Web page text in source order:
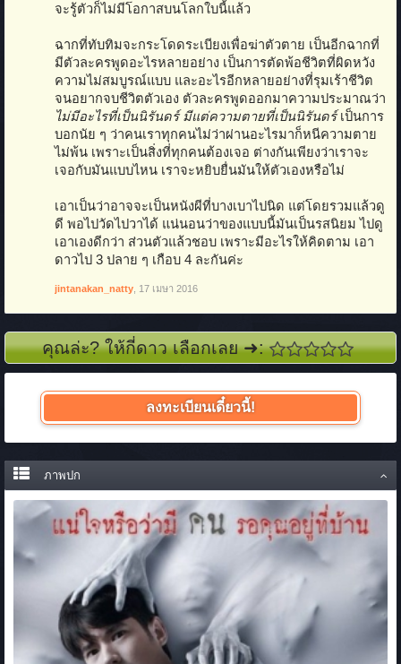
จะรู้ตัวก็ไม่มีโอกาสบนโลกใบนี้แล้ว
ฉากที่ทับทิมจะกระโดดระเบียงเพื่อฆ่าตัวตาย เป็นอีกฉากที่
มีตัวละครพูดอะไรหลายอย่าง เป็นการตัดพ้อชีวิตที่ผิดหวัง
ความไม่สมบูรณ์แบบ และอะไรอีกหลายอย่างที่รุมเร้าชีวิต
จนอยากจบชีวิตตัวเอง ตัวละครพูดออกมาความประมาณว่า
ไม่มีอะไรที่เป็นนิรันดร์ มีแต่ความตายที่เป็นนิรันดร์เป็นการ
บอกนัย ๆ ว่าคนเราทุกคนไม่ว่าผ่านอะไรมาก็หนีความตาย
ไม่พ้น เพราะเป็นสิ่งที่ทุกคนต้องเจอ ต่างกันเพียงว่าเราจะ
เจอกับมันแบบไหน เราจะหยิบยื่นมันให้ตัวเองหรือไม่
เอาเป็นว่าอาจจะเป็นหนังผีที่บางเบาไปนิด แต่โดยรวมแล้วดู
ดี พอไปวัดไปวาได้ แน่นอนว่าของแบบนี้มันเป็นรสนิยม ไปดู
เอาเองดีกว่า ส่วนตัวแล้วชอบ เพราะมีอะไรให้คิดตาม เอา
ดาวไป 3 ปลาย ๆ เกือบ 4 ละกันค่ะ
jintanakan_natty 17 เมษา 2016
คุณล่ะ? ให้กี่ดาว เลือกเลย ➜:
ลงทะเบียนเดี๋ยวนี้!
ภาพปก